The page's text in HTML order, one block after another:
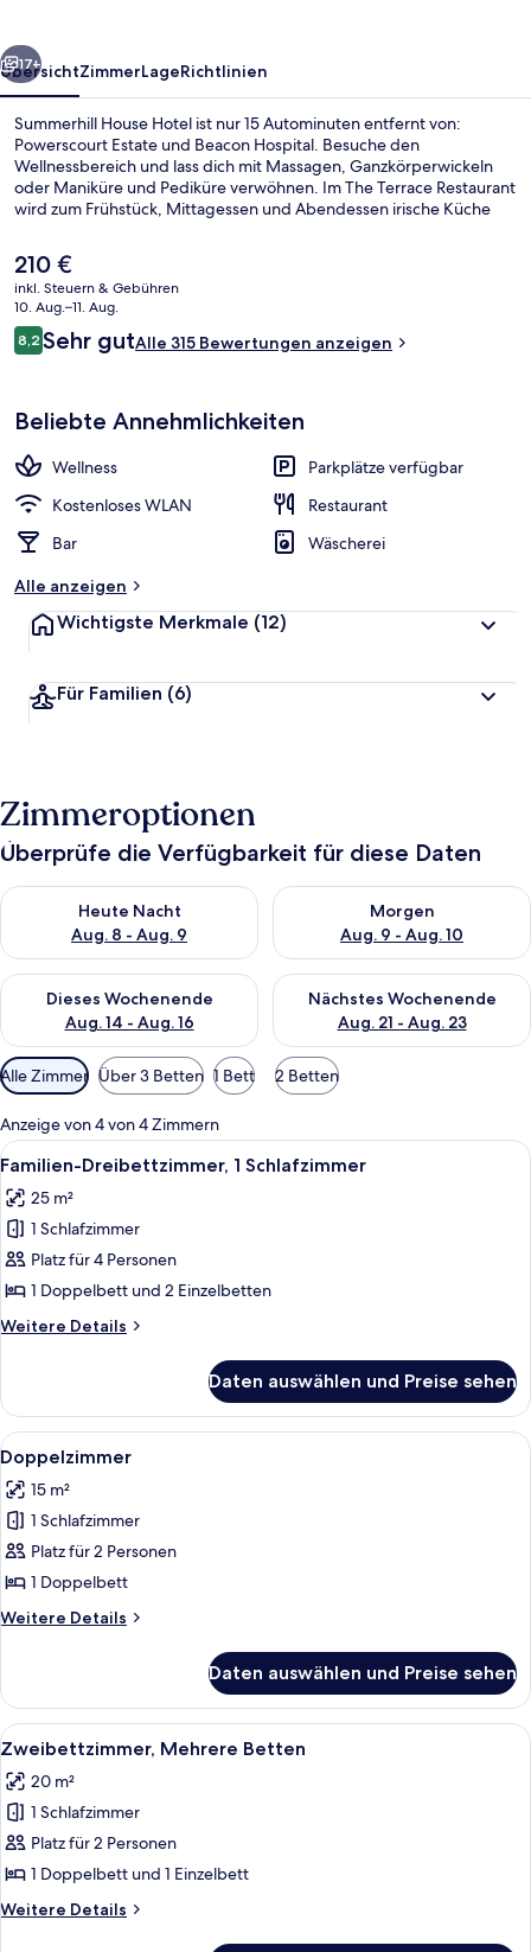
Weiter
17+
ÜbersichtZimmerLageRichtlinien
Summerhill House Hotel ist nur 15 Autominuten entfernt von:
Powerscourt Estate und Beacon Hospital. Besuche den
Wellnessbereich und lass dich mit Massagen, Ganzkörperwickeln
oder Maniküre und Pediküre verwöhnen. Im The Terrace Restaurant
wird zum Frühstück, Mittagessen und Abendessen irische Küche
ebenfalls zum Angebot.
Der
aktuelle
Preis
beträgt
210 €.
210 €
inkl. Steuern & Gebühren
10. Aug.–11. Aug.
Bewertungen
8,28,2 von 10.
Sehr gutAlle 315 Bewertungen anzeigen
Beliebte Annehmlichkeiten
Wellness
Parkplätze verfügbar
Kostenloses WLAN
Restaurant
Bar
Wäscherei
Alle anzeigen
Wichtigste Merkmale (12)
Für Familien (6)
Zimmeroptionen
Überprüfe die Verfügbarkeit für diese Daten
Heute Nacht
Aug. 8 - Aug. 9
Überprüfe die Verfügbarkeit für heute Nacht, Aug. 8 - Aug. 9.
Morgen
Aug. 9 - Aug. 10
Überprüfe die Verfügbarkeit
Dieses Wochenende
Aug. 14 - Aug. 16
Überprüfe die Verfügbarkeit für dieses Wochenende, Aug. 14
Nächstes Wochenende
Aug. 21 - Aug. 23
Überprüfe die Verfügbarkeit
Verfügbare
Filter
für
Zimmer
Alle Zimmer Über 3 Betten 1 Bett 2 Betten
Anzeige von 4 von 4 Zimmern
Alle
Fotos
für
Familien-
Dreibettzimmer,
1
Schlafzimmer
anzeigen
Ein Frühstückswagen mit
1
Familien-Dreibettzimmer, 1 Schlafzimmer
25 m²
1 Schlafzimmer
Platz für 4 Personen
1 Doppelbett und 2 Einzelbetten
Weitere Details
Weitere
Dreibettzimmer,
Schlafzimmer
Daten auswählen und Preise sehen
Alle
Fotos
für
Doppelzimmer
anzeigen
Ein ordentlich bezogenes Bett mit
2
Doppelzimmer
15 m²
1 Schlafzimmer
Platz für 2 Personen
1 Doppelbett
Weitere Details
Weitere
Daten auswählen und Preise sehen
Alle
Fotos
für
Zweibettzimmer,
Mehrere
Betten
anzeigen
Ein Hotelzimmer mit zwei Betten,
2
Zweibettzimmer, Mehrere Betten
20 m²
1 Schlafzimmer
Platz für 2 Personen
1 Doppelbett und 1 Einzelbett
Weitere Details
Weitere